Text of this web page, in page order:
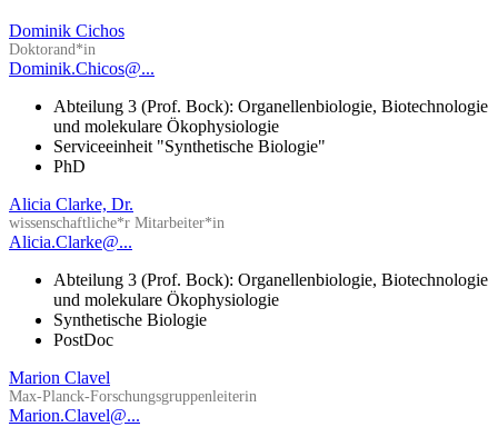
Dominik Cichos
Doktorand*in
Dominik.Chicos@...
Abteilung 3 (Prof. Bock): Organellenbiologie, Biotechnologie
und molekulare Ökophysiologie
Serviceeinheit "Synthetische Biologie"
PhD
Alicia Clarke, Dr.
wissenschaftliche*r Mitarbeiter*in
Alicia.Clarke@...
Abteilung 3 (Prof. Bock): Organellenbiologie, Biotechnologie
und molekulare Ökophysiologie
Synthetische Biologie
PostDoc
Marion Clavel
Max-Planck-Forschungsgruppenleiterin
Marion.Clavel@...